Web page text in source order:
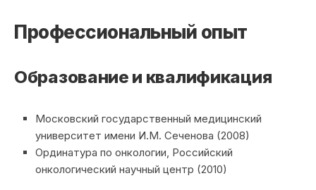
Профессиональный опыт
Образование и квалификация
Московский государственный медицинский
университет имени И.М. Сеченова (2008)
Ординатура по онкологии, Российский
онкологический научный центр (2010)